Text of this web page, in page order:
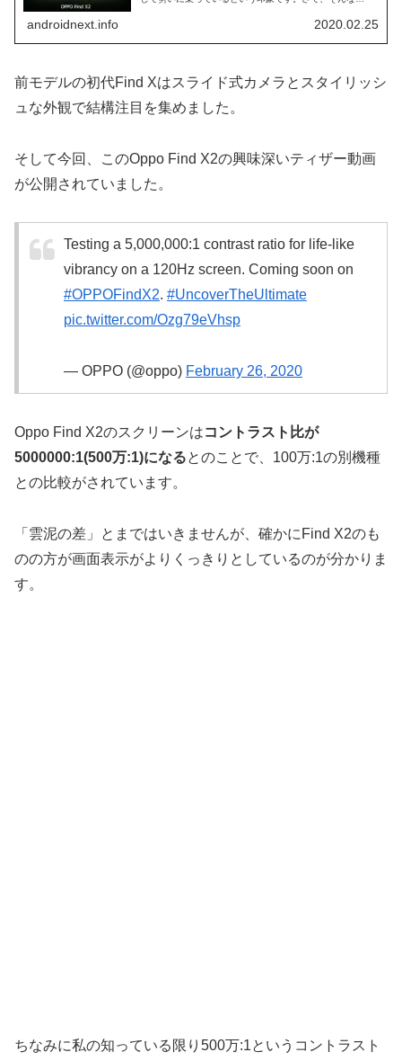
androidnext.info 2020.02.25
前モデルの初代Find Xはスライド式カメラとスタイリッシ
ュな外観で結構注目を集めました。
そして今回、このOppo Find X2の興味深いティザー動画
が公開されていました。
Testing a 5,000,000:1 contrast ratio for life-like
vibrancy on a 120Hz screen. Coming soon on
#OPPOFindX2. #UncoverTheUltimate
pic.twitter.com/Ozg79eVhsp
— OPPO (@oppo) February 26, 2020
Oppo Find X2のスクリーンはコントラスト比が
5000000:1(500万:1)になるとのことで、100万:1の別機種
との比較がされています。
「雲泥の差」とまではいきませんが、確かにFind X2のも
のの方が画面表示がよりくっきりとしているのが分かりま
す。
ちなみに私の知っている限り500万:1というコントラスト